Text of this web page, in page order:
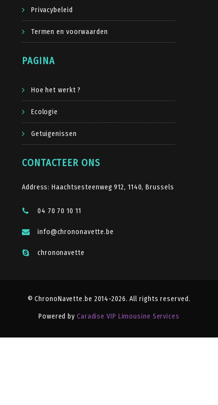
Privacybeleid
Termen en voorwaarden
PAGINA
Hoe het werkt ?
Ecologie
Getuigenissen
CONTACTEER ONS
Address: Haachtsesteenweg 912, 1140, Brussels
04 70 70 10 11
info@chrononavette.be
chrononavette
© ChronoNavette.be 2014-2026. All rights reserved.
Powered by Caradise VIP Limousine Services